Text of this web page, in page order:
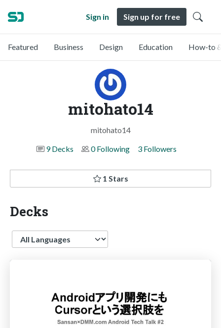
Sign in Sign up for free
Featured Business Design Education How-to
mitohato14
mitohato14
9 Decks
0 Following 3 Followers
1 Stars
Decks
Language